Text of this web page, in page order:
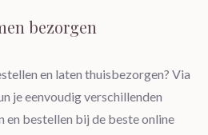
bezorgen
en laten thuisbezorgen? Via
je eenvoudig verschillenden
bestellen bij de beste online